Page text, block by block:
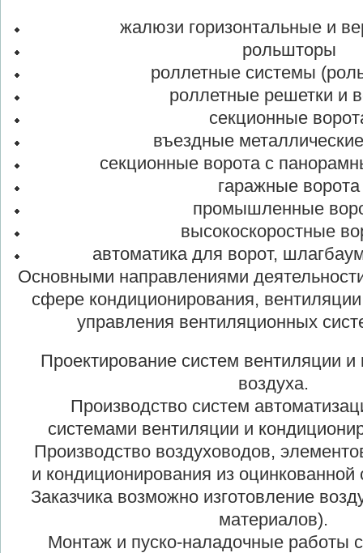
жалюзи горизонтальные и
рольшторы
роллетные системы
роллетные решетки и
секционные
въездные
секционные ворота с
гаражные ворота
промышленные
высокоскоростные
автоматика для ворот,
Основными направлениями
сфере кондиционирования,
управления вентиляционных
Проектирование систем вентиляции и
воздуха.
Производство систем
системами вентиляции и
Производство воздуховодов,
и кондиционирования из
Заказчика возможно изготовление
материалов).
Монтаж и пуско-наладочные работы